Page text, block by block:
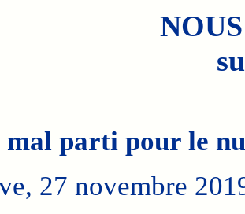
mal parti pour le
27 novembre